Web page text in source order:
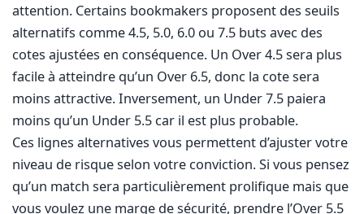
attention. Certains bookmakers proposent des seuils
alternatifs comme 4.5, 5.0, 6.0 ou 7.5 buts avec des
cotes ajustées en conséquence. Un Over 4.5 sera plus
facile à atteindre qu’un Over 6.5, donc la cote sera
moins attractive. Inversement, un Under 7.5 paiera
moins qu’un Under 5.5 car il est plus probable.
Ces lignes alternatives vous permettent d’ajuster votre
niveau de risque selon votre conviction. Si vous pensez
qu’un match sera particulièrement prolifique mais que
vous voulez une marge de sécurité, prendre l’Over 5.5